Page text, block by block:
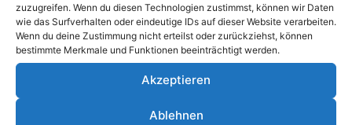
zuzugreifen. Wenn du diesen Technologien zustimmst, können wir Daten
wie das Surfverhalten oder eindeutige IDs auf dieser Website verarbeiten.
Wenn du deine Zustimmung nicht erteilst oder zurückziehst, können
bestimmte Merkmale und Funktionen beeinträchtigt werden.
Akzeptieren
Ablehnen